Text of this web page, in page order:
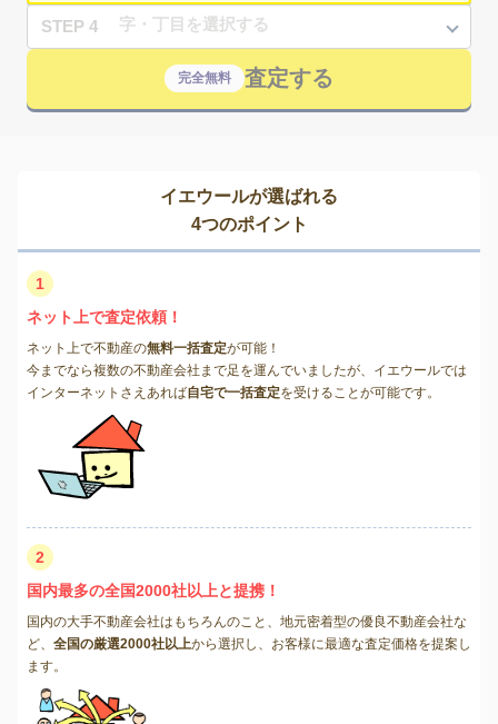
STEP 4
完全無料 査定する
イエウールが選ばれる
4つのポイント
1
ネット上で査定依頼！
ネット上で不動産の無料一括査定が可能！
今までなら複数の不動産会社まで足を運んでいましたが、イエウールでは
インターネットさえあれば自宅で一括査定を受けることが可能です。
2
国内最多の全国2000社以上と提携！
国内の大手不動産会社はもちろんのこと、地元密着型の優良不動産会社な
ど、 全国の厳選2000社以上から選択し、お客様に最適な査定価格を提案し
ます。